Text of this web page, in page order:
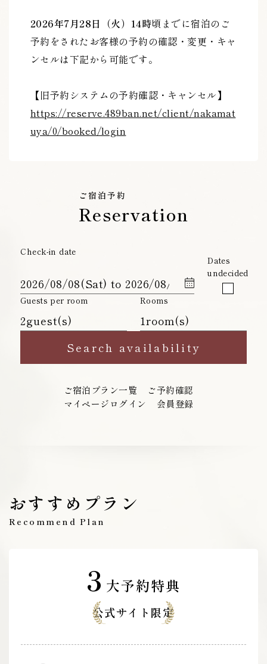
2026年7月28日（火）14時頃までに宿泊のご
予約をされたお客様の予約の確認・変更・キャ
ンセルは下記から可能です。
【旧予約システムの予約確認・キャンセル】
https://reserve.489ban.net/client/nakamat
uya/0/booked/login
ご宿泊予約
Reservation
Check-in date
Dates
undecided
Guests per room Rooms
ご宿泊プラン一覧
ご予約確認
マイページログイン
会員登録
おすすめプラン
Recommend Plan
3 大予約特典
公式サイト限定